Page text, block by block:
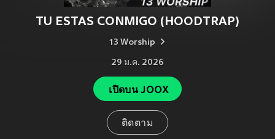
TU ESTAS CONMIGO (HOODTRAP)
13 Worship
29 ม.ค. 2026
เปิดบน JOOX
ติดตาม